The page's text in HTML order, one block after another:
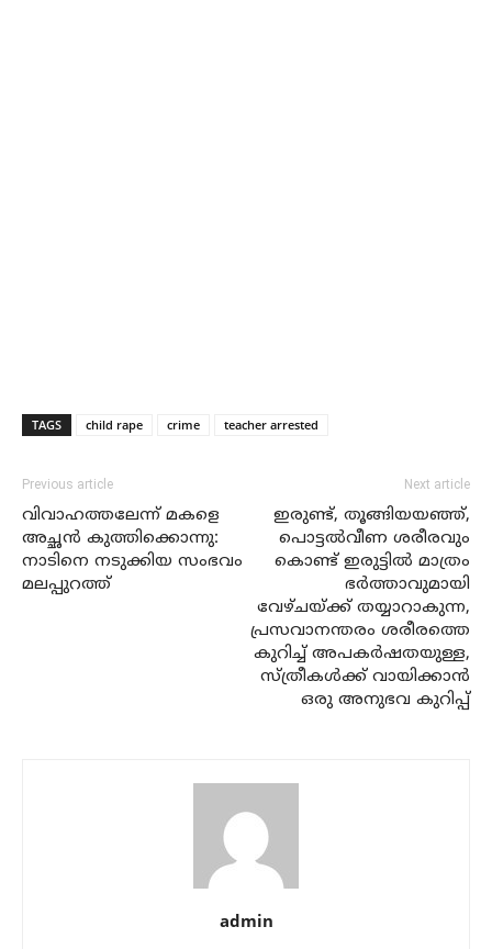
TAGS child rape crime teacher arrested
Previous article
വിവാഹത്തലേന്ന് മകളെ
അച്ഛന്‍ കുത്തിക്കൊന്നു:
നാടിനെ നടുക്കിയ സംഭവം
മലപ്പുറത്ത്
Next article
ഇരുണ്ട്, തൂങ്ങിയയഞ്ഞ്,
പൊട്ടല്‍വീണ ശരീരവും
കൊണ്ട് ഇരുട്ടില്‍ മാത്രം
ഭര്‍ത്താവുമായി
വേഴ്ചയ്ക്ക് തയ്യാറാകുന്ന,
പ്രസവാനന്തരം ശരീരത്തെ
കുറിച്ച് അപകര്‍ഷതയുള്ള,
സ്ത്രീകള്‍ക്ക് വായിക്കാന്‍
ഒരു അനുഭവ കുറിപ്പ്
admin